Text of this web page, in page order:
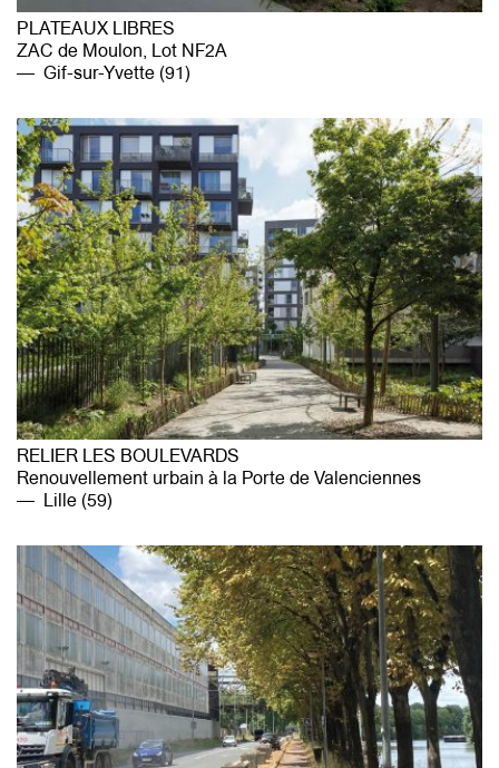
PLATEAUX LIBRES
ZAC de Moulon, Lot NF2A
Gif-sur-Yvette (91)
RELIER LES BOULEVARDS
Renouvellement urbain à la Porte de Valenciennes
Lille (59)